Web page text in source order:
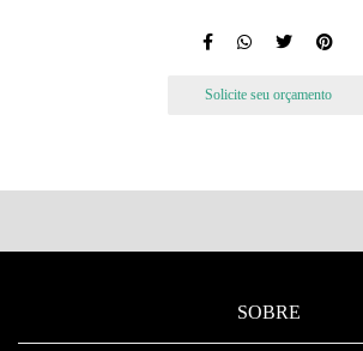
Solicite seu orçamento
SOBRE